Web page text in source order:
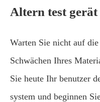
Altern test
Warten Sie nicht auf
Schwächen Ihres
Sie heute Ihr benutzer
system und beginnen